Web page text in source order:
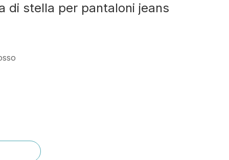
di stella per pantaloni jeans